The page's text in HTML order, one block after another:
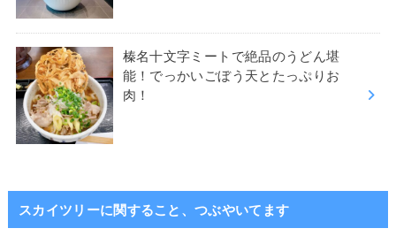
榛名十文字ミートで絶品のうどん堪
能！でっかいごぼう天とたっぷりお
肉！
スカイツリーに関すること、つぶやいてます